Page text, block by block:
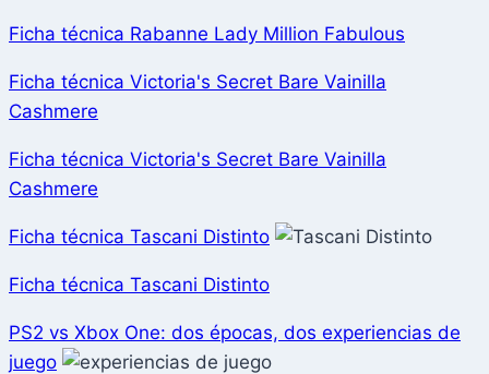
Ficha técnica Rabanne Lady Million Fabulous
Ficha técnica Victoria's Secret Bare Vainilla
Cashmere
Ficha técnica Victoria's Secret Bare Vainilla
Cashmere
Ficha técnica Tascani Distinto
Ficha técnica Tascani Distinto
PS2 vs Xbox One: dos épocas, dos experiencias de
juego